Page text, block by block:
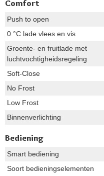
Comfort
Push to open
0 °C lade vlees en vis
Groente- en fruitlade met
luchtvochtigheidsregeling
Soft-Close
No Frost
Low Frost
Binnenverlichting
Bediening
Smart bediening
Soort bedieningselementen